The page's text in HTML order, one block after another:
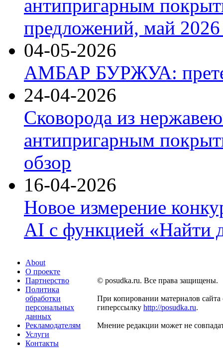
антипригарным
предложений, май 2026
04-05-2026
АМБАР БУРЖУА:
24-04-2026
Сковорода из
антипригарным
обзор
16-04-2026
Новое измерение
AI с функцией «Найти
About
О проекте
Партнерство
Политика
обработки
персональных
данных
Рекламодателям
Услуги
Контакты
© posudka.ru. Все права защищены.
При копировании материалов сайта
гиперссылку http://posudka.ru.
Мнение редакции может не